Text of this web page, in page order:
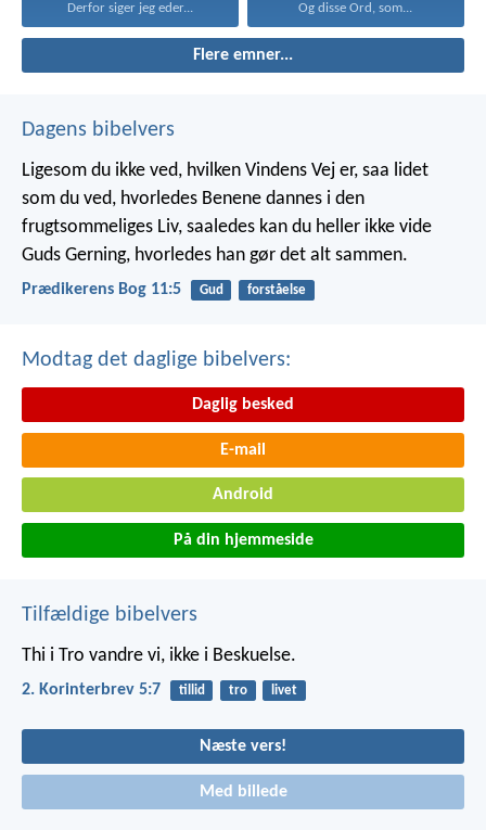
Derfor siger jeg eder... Og disse Ord, som...
Flere emner...
Dagens bibelvers
Ligesom du ikke ved, hvilken Vindens Vej er, saa lidet
som du ved, hvorledes Benene dannes i den
frugtsommeliges Liv, saaledes kan du heller ikke vide
Guds Gerning, hvorledes han gør det alt sammen.
Prædikerens Bog 11:5 Gud forståelse
Modtag det daglige bibelvers:
Daglig besked
E-mail
Android
På din hjemmeside
Tilfældige bibelvers
Thi i Tro vandre vi, ikke i Beskuelse.
2. Korinterbrev 5:7 tillid tro livet
Næste vers!
Med billede